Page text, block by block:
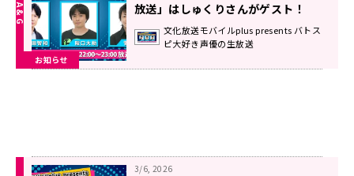
お知らせ
放送」はしゅくりさんがゲスト！
文化放送モバイルplus presents バトス
ピ大好き声優の生放送
3/6, 2026